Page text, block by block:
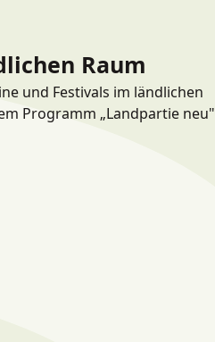
Raum
und Festivals im ländlichen
Programm „Landpartie neu"